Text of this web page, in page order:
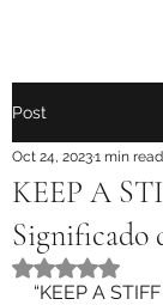
Post
KEEP A
Significado
Oct 24, 20231 min read
Rated NaN
“KEEP A